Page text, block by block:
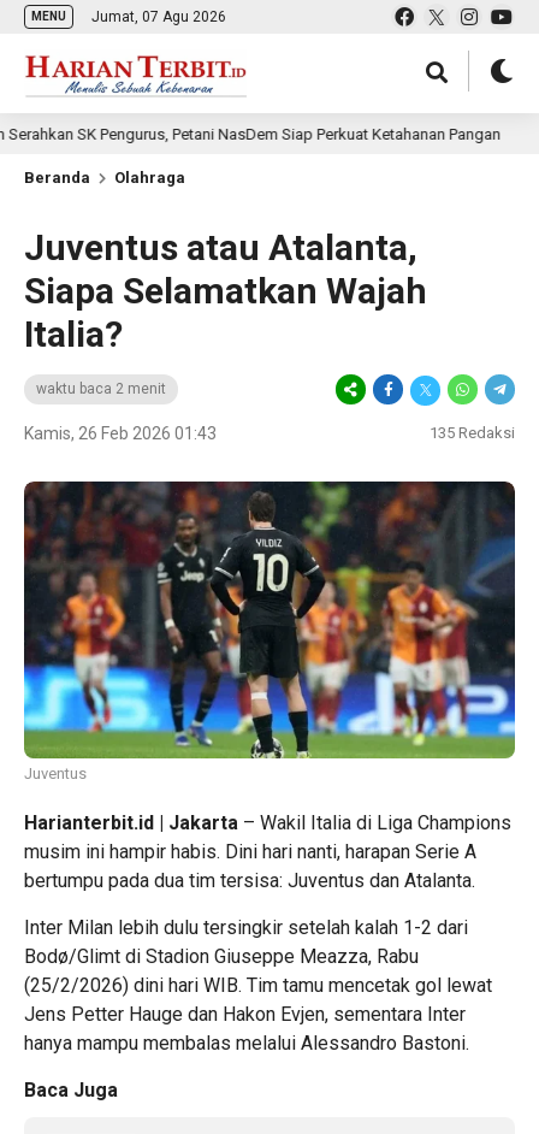
MENU Jumat, 07 Agu 2026
Pengurus, Petani NasDem Siap Perkuat Ketahanan Pangan 6 jam
Beranda Olahraga
Juventus atau Atalanta,
Siapa Selamatkan Wajah
Italia?
waktu baca 2 menit
Kamis, 26 Feb 2026 01:43 135 Redaksi
Juventus
Harianterbit.id | Jakarta – Wakil Italia di Liga Champions
musim ini hampir habis. Dini hari nanti, harapan Serie A
bertumpu pada dua tim tersisa: Juventus dan Atalanta.
Inter Milan lebih dulu tersingkir setelah kalah 1-2 dari
Bodø/Glimt di Stadion Giuseppe Meazza, Rabu
(25/2/2026) dini hari WIB. Tim tamu mencetak gol lewat
Jens Petter Hauge dan Hakon Evjen, sementara Inter
hanya mampu membalas melalui Alessandro Bastoni.
Baca Juga